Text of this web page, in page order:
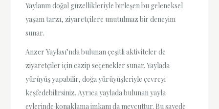
Yaylanın doğal güzellikleriyle birleşen bu geleneksel
yaşam tarzı, ziyaretçilere unutulmaz bir deneyim
sunar.
Anzer Yaylası’nda bulunan çeşitli aktiviteler de
ziyaretçiler için cazip seçenekler sunar. Yaylada
yürüyüş yapabilir, doğa yürüyüşleriyle çevreyi
keşfedebilirsiniz. Ayrıca yaylada bulunan yayla
evlerinde konaklama imkanı da mevcuttur. Bu sayede